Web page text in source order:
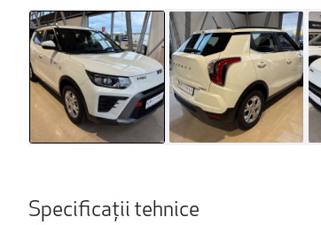
Specificații tehnice